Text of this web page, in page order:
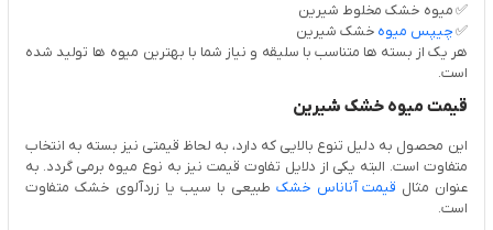
✅ میوه خشک مخلوط شیرین
✅چیپس میوه خشک شیرین
هر یک از بسته ها متناسب با سلیقه و نیاز شما با بهترین میوه ها تولید شده
است.
قیمت میوه خشک شیرین
این محصول به دلیل تنوع بالایی که دارد، به لحاظ قیمتی نیز بسته به انتخاب
متفاوت است. البته یکی از دلایل تفاوت قیمت نیز به نوع میوه برمی گردد. به
عنوان مثال قیمت آناناس خشکطبیعی با سیب یا زردآلوی خشک متفاوت
است.